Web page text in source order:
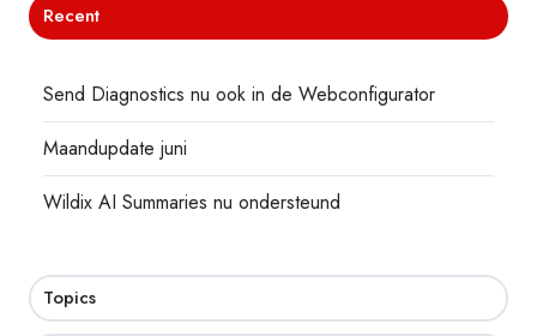
Recent
Send Diagnostics nu ook in de Webconfigurator
Maandupdate juni
Wildix AI Summaries nu ondersteund
Topics